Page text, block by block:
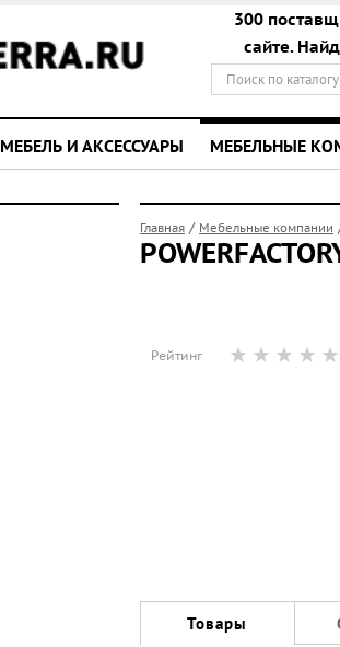
300
сайте.
МЕБЕЛЬ И АКСЕССУАРЫ МЕБЕЛЬНЫЕ
Главная / Мебельные компании
Рейтинг
Товары